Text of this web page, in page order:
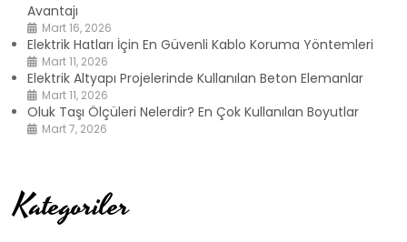
Avantajı
Mart 16, 2026
Elektrik Hatları İçin En Güvenli Kablo Koruma Yöntemleri
Mart 11, 2026
Elektrik Altyapı Projelerinde Kullanılan Beton Elemanlar
Mart 11, 2026
Oluk Taşı Ölçüleri Nelerdir? En Çok Kullanılan Boyutlar
Mart 7, 2026
Kategoriler